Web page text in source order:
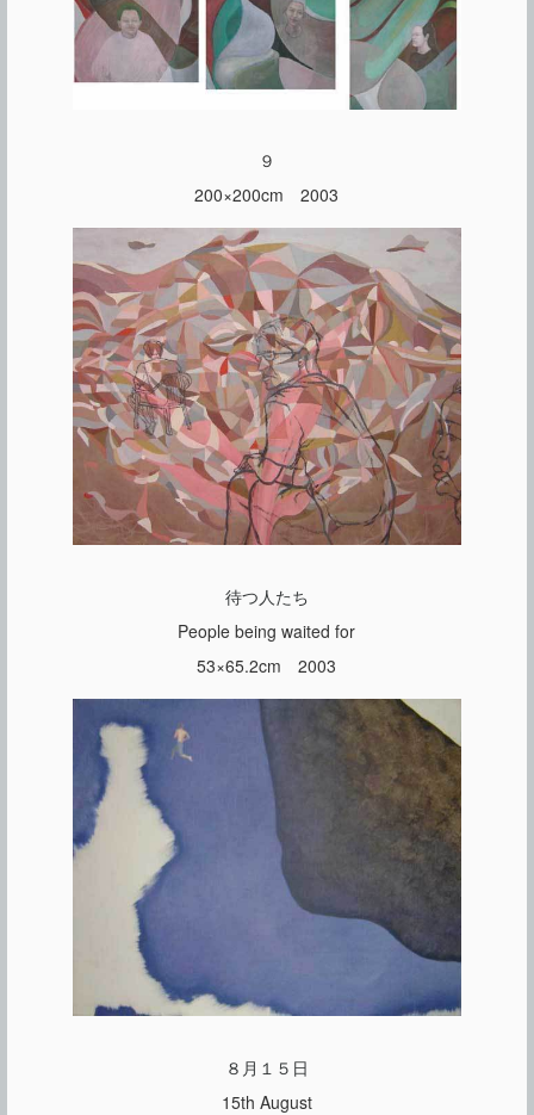
９
200×200cm 2003
待つ人たち
People being waited for
53×65.2cm 2003
８月１５日
15th August